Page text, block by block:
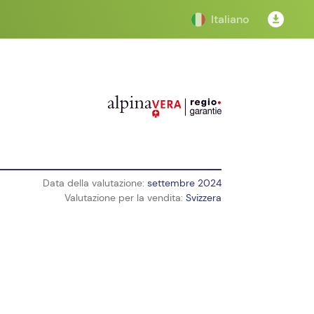
Italiano
Data della valutazione: settembre 2024
Valutazione per la vendita: Svizzera